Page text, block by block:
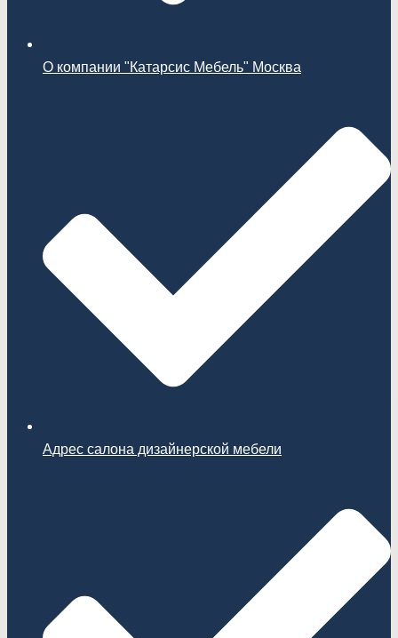
О компании "Катарсис Мебель" Москва
Адрес салона дизайнерской мебели